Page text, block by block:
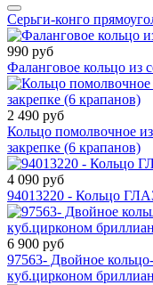
Серьги-конго
990 руб
Фаланговое кольцо из
2 490 руб
Кольцо помолвочное
закрепке (6 крапанов)
4 090 руб
94013220 - Кольцо
6 900 руб
97563- Двойное
куб.цирконом